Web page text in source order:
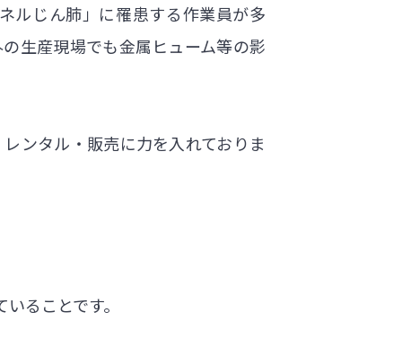
ルじん肺」に罹患する作業員が多
生産現場でも金属ヒューム等の影
ンタル・販売に力を入れておりま
ることです。